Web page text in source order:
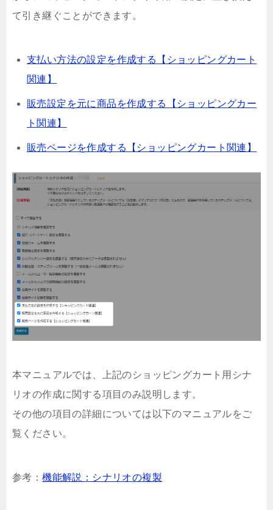
て引き継ぐことができます。
支払い方法の設定を作成する【ショッピングカート
関連】
販売設定を元に商品を作成する【ショッピングカー
ト関連】
販売ページを作成する【ショッピングカート関連】
本マニュアルでは、上記のショッピングカート用シナ
リオの作成に関する項目のみ説明します。
その他の項目の詳細については以下のマニュアルをご
覧ください。
参考：機能解説：シナリオの複製